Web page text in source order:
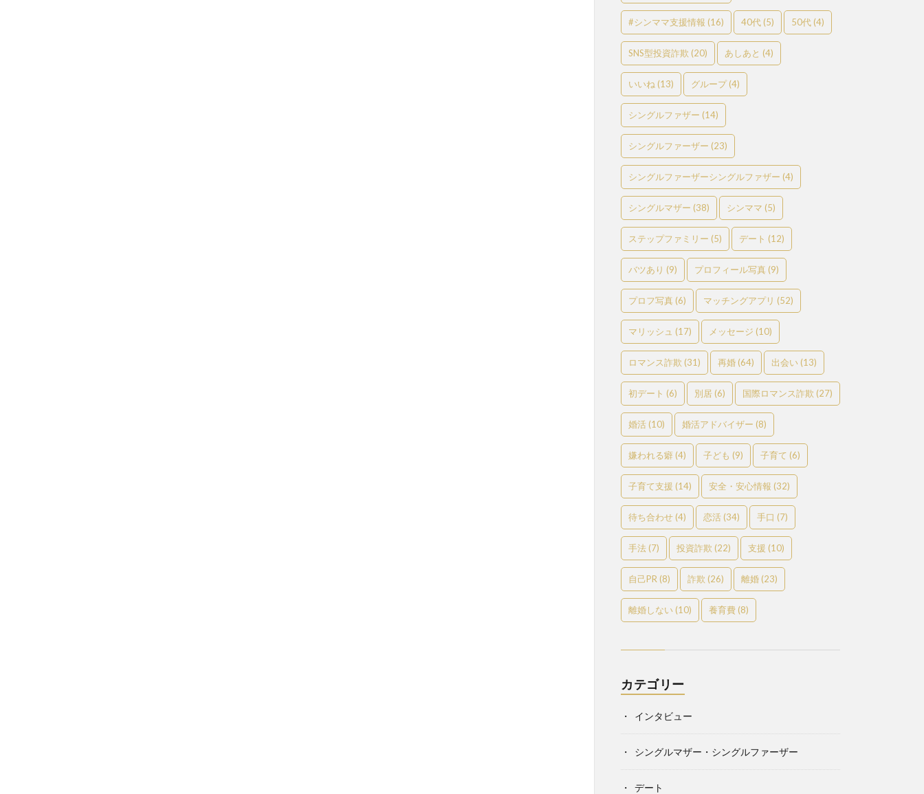
#シンママ支援情報 (16) 40代 (5) 50代 (4)
SNS型投資詐欺 (20) あしあと (4)
いいね (13) グループ(4)
シングルファザー (14)
シングルファーザー (23)
シングルファーザーシングルファザー (4)
シングルマザー (38) シンママ (5)
ステップファミリー (5) デート (12)
バツあり (9) プロフィール写真 (9)
プロフ写真 (6) マッチングアプリ (52)
マリッシュ (17) メッセージ (10)
ロマンス詐欺 (31) 再婚 (64) 出会い (13)
初デート (6) 別居 (6) 国際ロマンス詐欺 (27)
婚活 (10) 婚活アドバイザー (8)
嫌われる癖 (4) 子ども (9) 子育て (6)
子育て支援 (14) 安全・安心情報 (32)
待ち合わせ (4) 恋活 (34) 手口 (7)
手法 (7) 投資詐欺 (22) 支援 (10)
自己PR (8) 詐欺 (26) 離婚 (23)
離婚しない (10) 養育費 (8)
カテゴリー
インタビュー
シングルマザー・シングルファーザー
デート